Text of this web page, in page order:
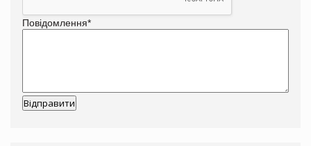
Повідомлення*